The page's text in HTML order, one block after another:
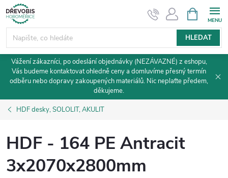
Přejít
na
obsah
HLEDAT
NÁKUPNÍ
KOŠÍK
Vážení zákazníci, po odeslání objednávky (NEZÁVAZNÉ) z eshopu,
Vás budeme kontaktovat ohledně ceny a domluvíme přesný termín
odběru nebo dopravy zakoupených materiálů. Nic neplaťte předem,
děkujeme.
HDF desky, SOLOLIT, AKULIT
HDF - 164 PE Antracit
3x2070x2800mm